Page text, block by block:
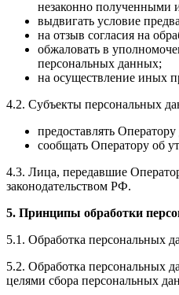
незаконно полученными
выдвигать условие
на отзыв согласия на
обжаловать в
персональных данных;
на осуществление иных
4.2. Субъекты персональных
предоставлять
сообщать Оператору об
4.3. Лица, передавшие
законодательством РФ.
5. Принципы обработки
5.1. Обработка персональных
5.2. Обработка персональных
целями сбора персональных